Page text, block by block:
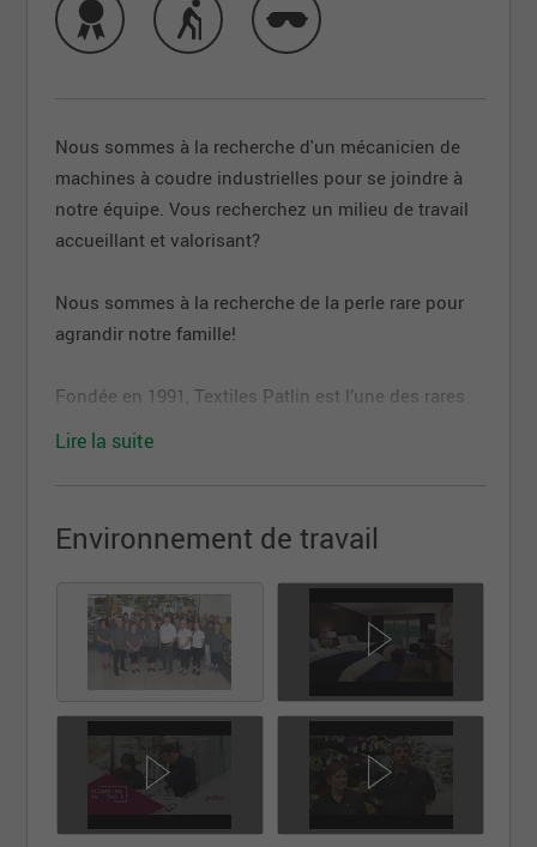
Nous sommes à la recherche d'un mécanicien de
machines à coudre industrielles pour se joindre à
notre équipe.Vous recherchez un milieu de travail
accueillant et valorisant?
Nous sommes à la recherche de la perle rare pour
agrandir notre famille!
Fondée en 1991, Textiles Patlin est l’une des rares
d’accessoires de décoration et de quincaillerie pour
draperies. Entreprise familiale, Textiles Patlin est un
leader de l’industrie de la confection, forte d’une
expérience sans égale. Nos produits, synonymes
d’élégance et de qualité supérieure, sont conçus et
fabriqués sur mesure selon les normes de
confection les plus rigoureuses.
La personne qui oeuvre comme mécanicien de
machines à coudre industrielles à les
Lire la suite
Environnement de travail